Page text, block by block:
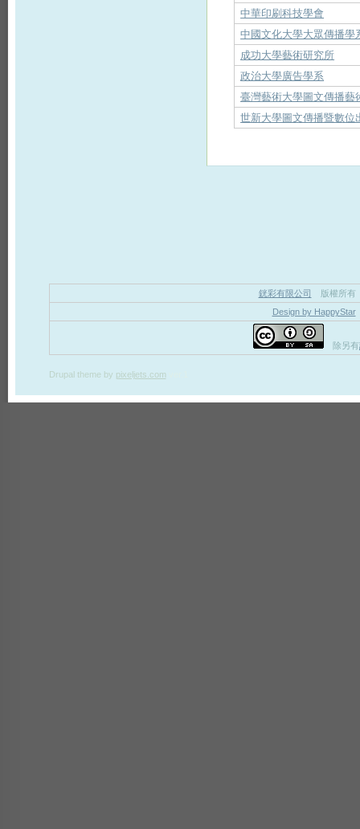
中華印刷科技學會
中國文化大學大眾傳播學
成功大學藝術研究所
政治大學廣告學系
臺灣藝術大學圖文傳播藝
世新大學圖文傳播暨數位
銧彩有限公司
版權所有
Design by HappyStar
除另有
Drupal theme by pixeljets.com